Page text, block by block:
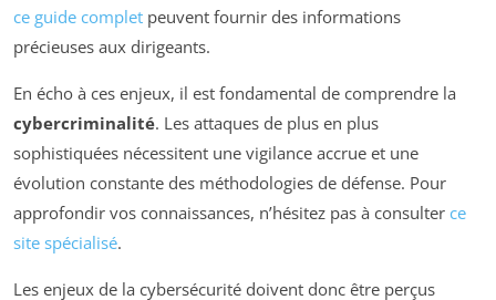
ce guide complet peuvent fournir des informations
précieuses aux dirigeants.
En écho à ces enjeux, il est fondamental de comprendre la
cybercriminalité. Les attaques de plus en plus
sophistiquées nécessitent une vigilance accrue et une
évolution constante des méthodologies de défense. Pour
approfondir vos connaissances, n’hésitez pas à consulter ce
site spécialisé.
Les enjeux de la cybersécurité doivent donc être perçus